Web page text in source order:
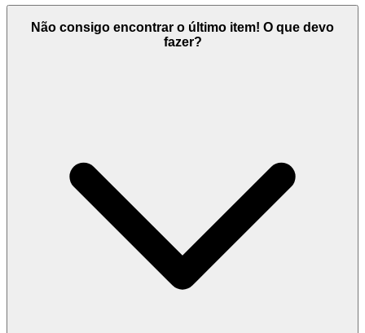
Não consigo encontrar o último item! O que devo
fazer?